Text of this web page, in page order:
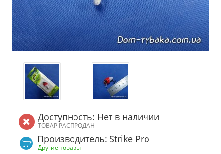
Доступность: Нет в наличии
ТОВАР РАСПРОДАН
Производитель: Strike Pro
Другие товары